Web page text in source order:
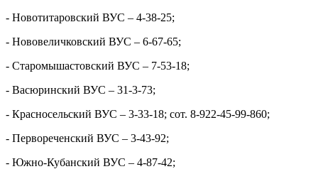
- Новотитаровский ВУС – 4-38-25;
- Нововеличковский ВУС – 6-67-65;
- Старомышастовский ВУС – 7-53-18;
- Васюринский ВУС – 31-3-73;
- Красносельский ВУС – 3-33-18; сот. 8-922-45-99-860;
- Первореченский ВУС – 3-43-92;
- Южно-Кубанский ВУС – 4-87-42;